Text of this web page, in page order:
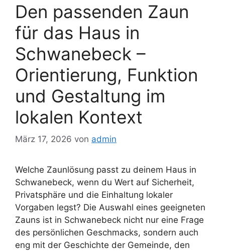
Den passenden Zaun
für das Haus in
Schwanebeck –
Orientierung, Funktion
und Gestaltung im
lokalen Kontext
März 17, 2026 von admin
Welche Zaunlösung passt zu deinem Haus in
Schwanebeck, wenn du Wert auf Sicherheit,
Privatsphäre und die Einhaltung lokaler
Vorgaben legst? Die Auswahl eines geeigneten
Zauns ist in Schwanebeck nicht nur eine Frage
des persönlichen Geschmacks, sondern auch
eng mit der Geschichte der Gemeinde, den